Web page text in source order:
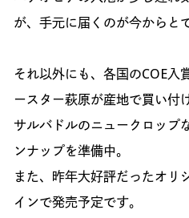
が、手元に届くのが今からと
それ以外にも、各国のCOE入
ースター萩原が産地で買い付
サルバドルのニュークロップ
ンナップを準備中。
また、昨年大好評だったオリ
インで発売予定です。